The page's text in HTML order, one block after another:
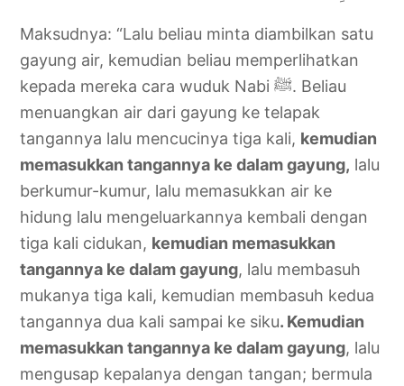
Maksudnya: “Lalu beliau minta diambilkan satu
gayung air, kemudian beliau memperlihatkan
kepada mereka cara wuduk Nabi ﷺ. Beliau
menuangkan air dari gayung ke telapak
tangannya lalu mencucinya tiga kali, kemudian
memasukkan tangannya ke dalam gayung, lalu
berkumur-kumur, lalu memasukkan air ke
hidung lalu mengeluarkannya kembali dengan
tiga kali cidukan, kemudian memasukkan
tangannya ke dalam gayung, lalu membasuh
mukanya tiga kali, kemudian membasuh kedua
tangannya dua kali sampai ke siku. Kemudian
memasukkan tangannya ke dalam gayung, lalu
mengusap kepalanya dengan tangan; bermula